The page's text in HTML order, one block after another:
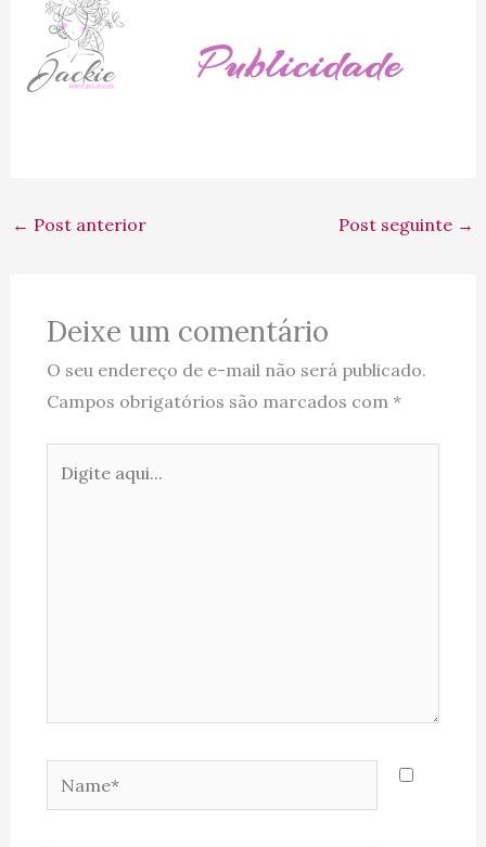
← Post anterior Post seguinte →
Deixe um comentário
O seu endereço de e-mail não será publicado.
Campos obrigatórios são marcados com *
aqui...
Name*